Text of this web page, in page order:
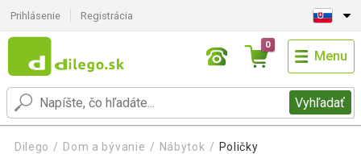
Prihlásenie Registrácia
Vyhľadať
0
Menu
Dilego Dom a bývanie Nábytok Poličky